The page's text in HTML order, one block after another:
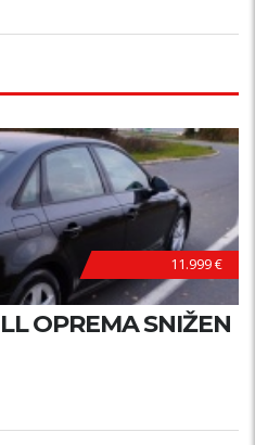
11.999 €
OPREMA SNIŽEN